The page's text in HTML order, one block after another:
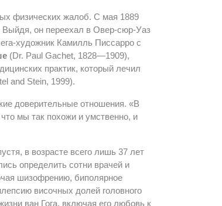
физических жалоб. С мая 1889
Выйдя, он переехал в Овер-сюр-Уаз
художник Камилль Писсарро с
(Dr. Paul Gachet, 1828—1909),
практик, который лечил
and Stein, 1999).
доверительные отношения. «В
мы так похожи и умственно, и
в возрасте всего лишь 37 лет
определить сотни врачей и
шизофрению, биполярное
височных долей головного
ван Гога, включая его любовь к